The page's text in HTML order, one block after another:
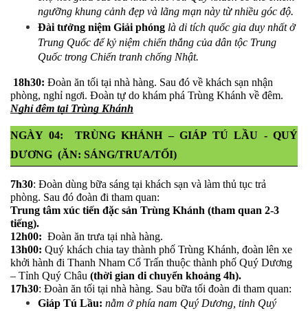
ngưỡng khung cảnh đẹp và lãng mạn này từ nhiều góc độ.
Đài tưởng niệm Giải phóng là di tích quốc gia duy nhất ở
Trung Quốc để kỷ niệm chiến thắng của dân tộc Trung
Quốc trong Chiến tranh chống Nhật.
18h30: Đoàn ăn tối tại nhà hàng. Sau đó về khách sạn nhận
phòng, nghỉ ngơi.
Nghỉ đêm tại Trùng Khánh
NGÀY 04:  TRÙNG KHÁNH – GIÁP TÚ LẦU - QUÝ
DƯƠNG  (ĂN: SÁNG/TRƯA/TỐI)
7h30: Đoàn dùng bữa sáng tại khách sạn và làm thủ tục trả
phòng. Sau đó đoàn đi tham quan:
Trung tâm xúc tiến đặc sản Trùng Khánh (tham quan 2-3
tiếng).
12h00: Đoàn ăn trưa tại nhà hàng.
13h00: Quý khách chia tay thành phố Trùng Khánh, đoàn lên xe
khởi hành đi Thanh Nham Cổ Trấn thuộc thành phố Quý Dương
– Tỉnh Quý Châu (thời gian di chuyển khoảng 4h).
17h30: Đoàn ăn tối tại nhà hàng. Sau bữa tối đoàn đi tham quan:
Giáp Tú Lầu: nằm ở phía nam Quý Dương, tỉnh Quý